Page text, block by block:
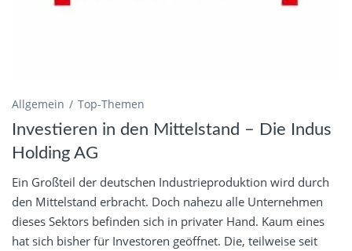
Allgemein Top-Themen
Investieren in den Mittelstand – Die Indus
Holding AG
Ein Großteil der deutschen Industrieproduktion wird durch
den Mittelstand erbracht. Doch nahezu alle Unternehmen
dieses Sektors befinden sich in privater Hand. Kaum eines
hat sich bisher für Investoren geöffnet. Die, teilweise seit